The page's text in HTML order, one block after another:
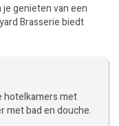
genieten van een
Brasserie biedt
hotelkamers met
met bad en douche.